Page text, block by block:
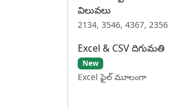
విలువలు
2134, 3546, 4367, 2356
Excel & CSV దిగుమతి
New
Excel ఫైల్ మూలంగా